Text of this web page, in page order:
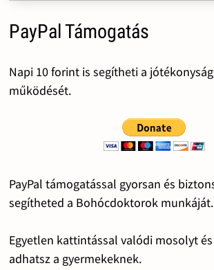
PayPal Támogatás
Napi 10 forint is segítheti a
működését.
PayPal támogatással gyorsan és
segítheted a Bohócdoktorok munkáját.
Egyetlen kattintással valódi mosolyt
adhatsz a gyermekeknek.